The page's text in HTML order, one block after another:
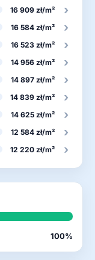
16 909 zł/m² ›
16 584 zł/m² ›
16 523 zł/m² ›
14 956 zł/m² ›
14 897 zł/m² ›
14 839 zł/m² ›
14 625 zł/m² ›
12 584 zł/m² ›
12 220 zł/m² ›
100%